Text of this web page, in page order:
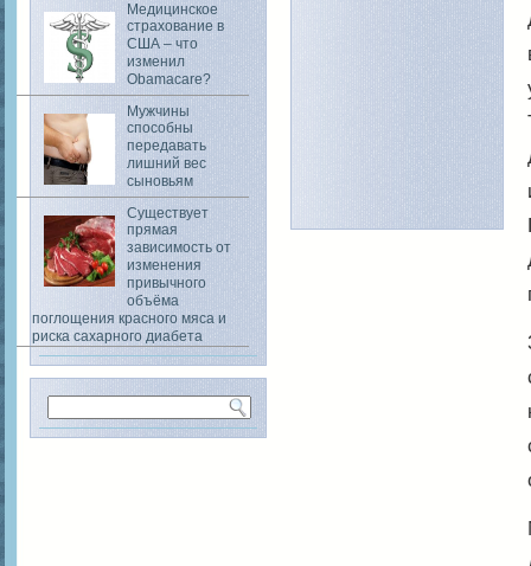
Медицинское
страхование в
США – что
изменил
Obamacare?
Мужчины
способны
передавать
лишний вес
сыновьям
Существует
прямая
зависимость от
изменения
привычного
объёма
поглощения красного мяса и
риска сахарного диабета